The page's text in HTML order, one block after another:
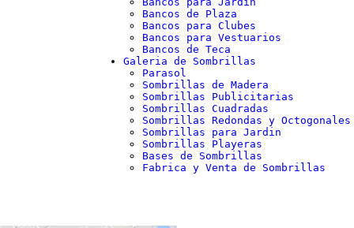
Bancos de Plaza
Bancos para Clubes
Bancos para Vestuarios
Bancos de Teca
Galeria de Sombrillas
Parasol
Sombrillas de Madera
Sombrillas Publicitarias
Sombrillas Cuadradas
Sombrillas Redondas y Octogonales
Sombrillas para Jardin
Sombrillas Playeras
Bases de Sombrillas
Fabrica y Venta de Sombrillas